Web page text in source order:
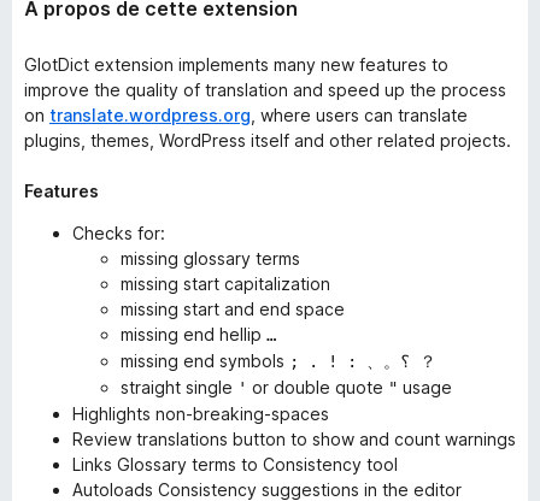
À propos de cette extension
GlotDict extension implements many new features to
improve the quality of translation and speed up the process
on translate.wordpress.org , where users can translate
plugins, themes, WordPress itself and other related projects.
Features
Checks for:
missing glossary terms
missing start capitalization
missing start and end space
missing end hellip …
missing end symbols ; . ! : 、。؟ ？
straight single ' or double quote " usage
Highlights non-breaking-spaces
Review translations button to show and count warnings
Links Glossary terms to Consistency tool
Autoloads Consistency suggestions in the editor